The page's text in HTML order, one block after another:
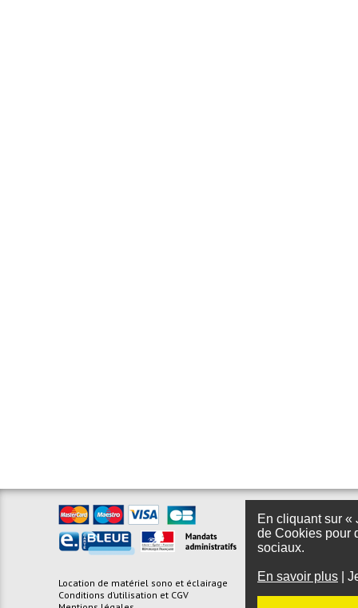
En cliquant sur «
de Cookies pour
sociaux.
En savoir plus
Location de matériel sono et éclairage
Conditions d’utilisation et CGV
Foire aux questions
Plan du site